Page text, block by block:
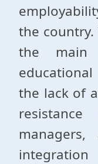
the country.
the main
the lack of